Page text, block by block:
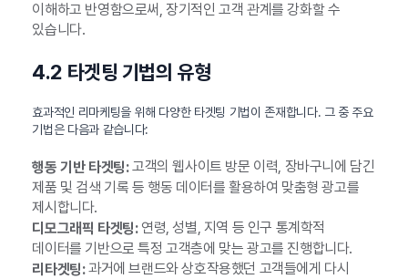
이해하고 반영함으로써, 장기적인 고객 관계를 강화할 수
있습니다.
4.2 타겟팅 기법의 유형
효과적인 리마케팅을 위해 다양한 타겟팅 기법이 존재합니다. 그 중 주요
기법은 다음과 같습니다:
행동 기반 타겟팅:고객의 웹사이트 방문 이력, 장바구니에 담긴
제품 및 검색 기록 등 행동 데이터를 활용하여 맞춤형 광고를
제시합니다.
디모그래픽 타겟팅:연령, 성별, 지역 등 인구 통계학적
데이터를 기반으로 특정 고객층에 맞는 광고를 진행합니다.
리타겟팅:과거에 브랜드와 상호작용했던 고객들에게 다시